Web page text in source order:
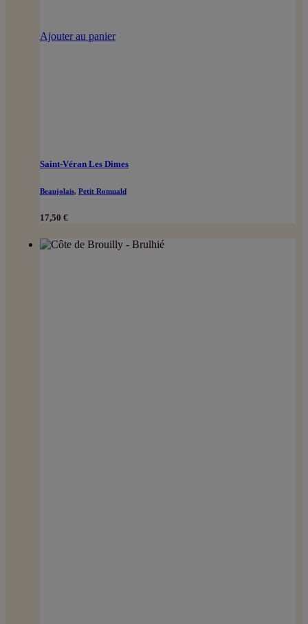
Ajouter au panier
Saint-Véran Les Dimes
Beaujolais, Petit Romuald
17,50 €